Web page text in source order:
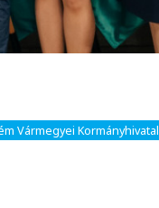
Vármegyei Kormányhivatal